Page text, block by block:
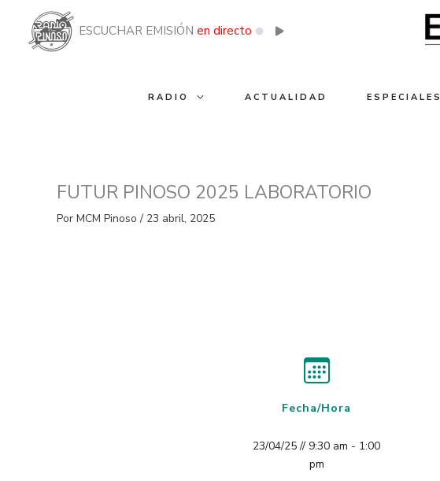
contenido
ESCUCHAR EMISIÓN en directo
RADIO ACTUALIDAD ESPECIALES
FUTUR PINOSO 2025 LABORATORIO
Por MCM Pinoso / 23 abril, 2025
Fecha/Hora
23/04/25 // 9:30 am - 1:00
pm